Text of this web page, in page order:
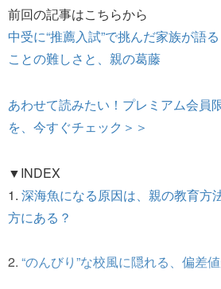
前回の記事はこちらから
中受に“推薦入試”で挑んだ家族が語
ことの難しさと、親の葛藤
あわせて読みたい！プレミアム会員
を、今すぐチェック＞＞
▼INDEX
1. 深海魚になる原因は、親の教育方
方にある？
2. “のんびり”な校風に隠れる、偏差